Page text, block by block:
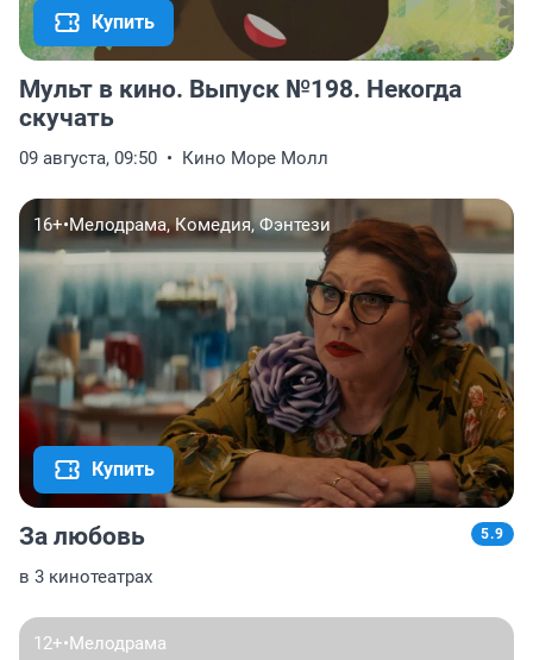
Купить
Мульт в кино. Выпуск №198. Некогда
скучать
09 августа, 09:50 Кино Море Молл
16+•Мелодрама, Комедия, Фэнтези
Купить
За любовь 5.9
в 3 кинотеатрах
12+•Мелодрама